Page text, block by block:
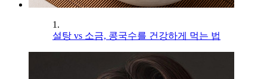
1.
설탕 vs 소금, 콩국수를 건강하게 먹는 법